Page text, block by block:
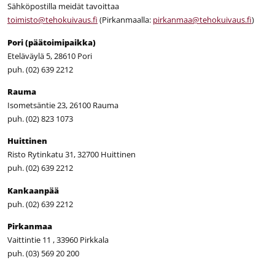
Sähköpostilla meidät tavoittaa
toimisto@tehokuivaus.fi (Pirkanmaalla: pirkanmaa@tehokuivaus.fi)
Pori (päätoimipaikka)
Eteläväylä 5, 28610 Pori
puh. (02) 639 2212
Rauma
Isometsäntie 23, 26100 Rauma
puh. (02) 823 1073
Huittinen
Risto Rytinkatu 31, 32700 Huittinen
puh. (02) 639 2212
Kankaanpää
puh. (02) 639 2212
Pirkanmaa
Vaittintie 11 , 33960 Pirkkala
puh. (03) 569 20 200